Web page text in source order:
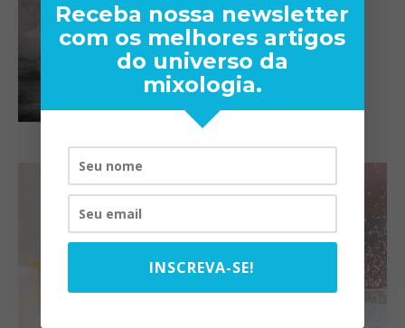
Receba nossa newsletter
com os melhores artigos
do universo da
mixologia.
INSCREVA-SE!